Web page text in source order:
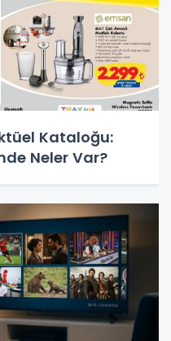
Kataloğu:
Neler Var?